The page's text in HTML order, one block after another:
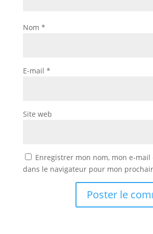
Nom *
E-mail *
Site web
Enregistrer mon nom, mon e-mail
dans le navigateur pour mon